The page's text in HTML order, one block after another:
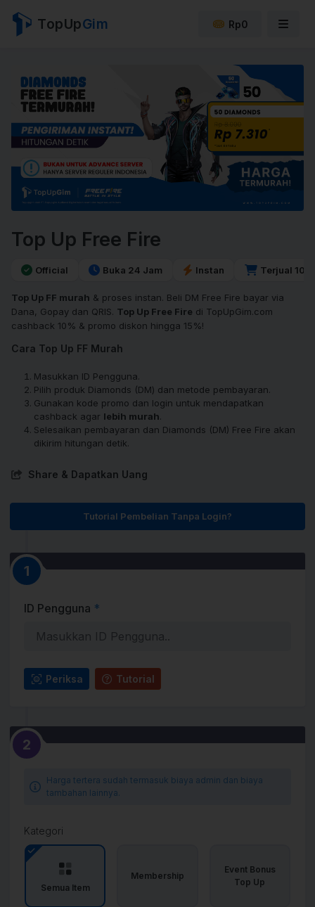
TopUpGim Rp0
Top Up Free Fire
Official Buka 24 Jam Instan Terjual
Top Up FF murah & proses instan. Beli DM Free Fire bayar via
Dana, Gopay dan QRIS. Top Up Free Fire di TopUpGim.com
cashback 10% & promo diskon hingga 15%!
Cara Top Up FF Murah
Masukkan ID Pengguna.
Pilih produk Diamonds (DM) dan metode pembayaran.
Gunakan kode promo dan login untuk mendapatkan
cashback agar lebih murah.
Selesaikan pembayaran dan Diamonds (DM) Free Fire akan
dikirim hitungan detik.
Share & Dapatkan Uang
Tutorial Pembelian Tanpa Login?
1
ID Pengguna *
Periksa Tutorial
2
Harga tertera sudah termasuk biaya admin dan biaya
tambahan lainnya.
Kategori
Semua Item
Membership
Event Bonus
Top Up